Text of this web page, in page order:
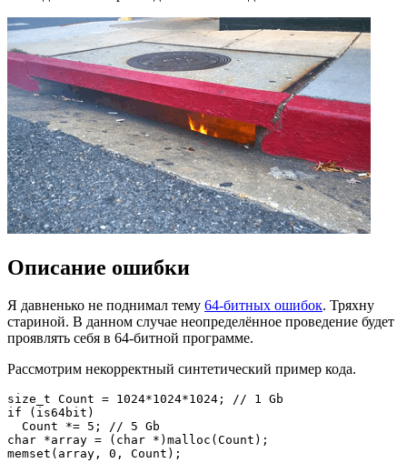
Описание ошибки
Я давненько не поднимал тему 64-битных ошибок. Тряхну
стариной. В данном случае неопределённое проведение будет
проявлять себя в 64-битной программе.
Рассмотрим некорректный синтетический пример кода.
size_t Count = 1024*1024*1024; // 1 Gb
if (is64bit)
  Count *= 5; // 5 Gb
char *array = (char *)malloc(Count);
memset(array, 0, Count);